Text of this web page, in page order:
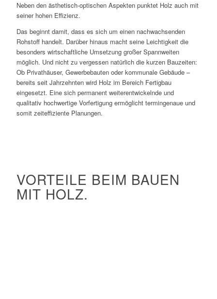
Neben den ästhetisch-optischen Aspekten punktet Holz auch mit
seiner hohen Effizienz.
Das beginnt damit, dass es sich um einen nachwachsenden
Rohstoff handelt. Darüber hinaus macht seine Leichtigkeit die
besonders wirtschaftliche Umsetzung großer Spannweiten
möglich. Und nicht zu vergessen natürlich die kurzen Bauzeiten:
Ob Privathäuser, Gewerbebauten oder kommunale Gebäude –
bereits seit Jahrzehnten wird Holz im Bereich Fertigbau
eingesetzt. Eine sich permanent weiterentwickelnde und
qualitativ hochwertige Vorfertigung ermöglicht termingenaue und
somit zeiteffiziente Planungen.
VORTEILE BEIM BAUEN
MIT HOLZ.